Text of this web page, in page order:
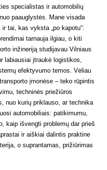
specialistas ir automobilių
paauglystės. Mane visada
tai, kas vyksta „po kapotu“:
tarnauja ilgiau, o kiti
inžineriją studijavau Vilniaus
labiausiai įtraukė logistikos,
efektyvumo temos. Vėliau
įmonėse – teko rūpintis
techninės priežiūros
nuo kurių priklauso, ar technika
automobiliais: patikimumu,
kaip išvengti problemų dar prieš
ir aiškiai dalintis praktine
o suprantamas, prižiūrimas